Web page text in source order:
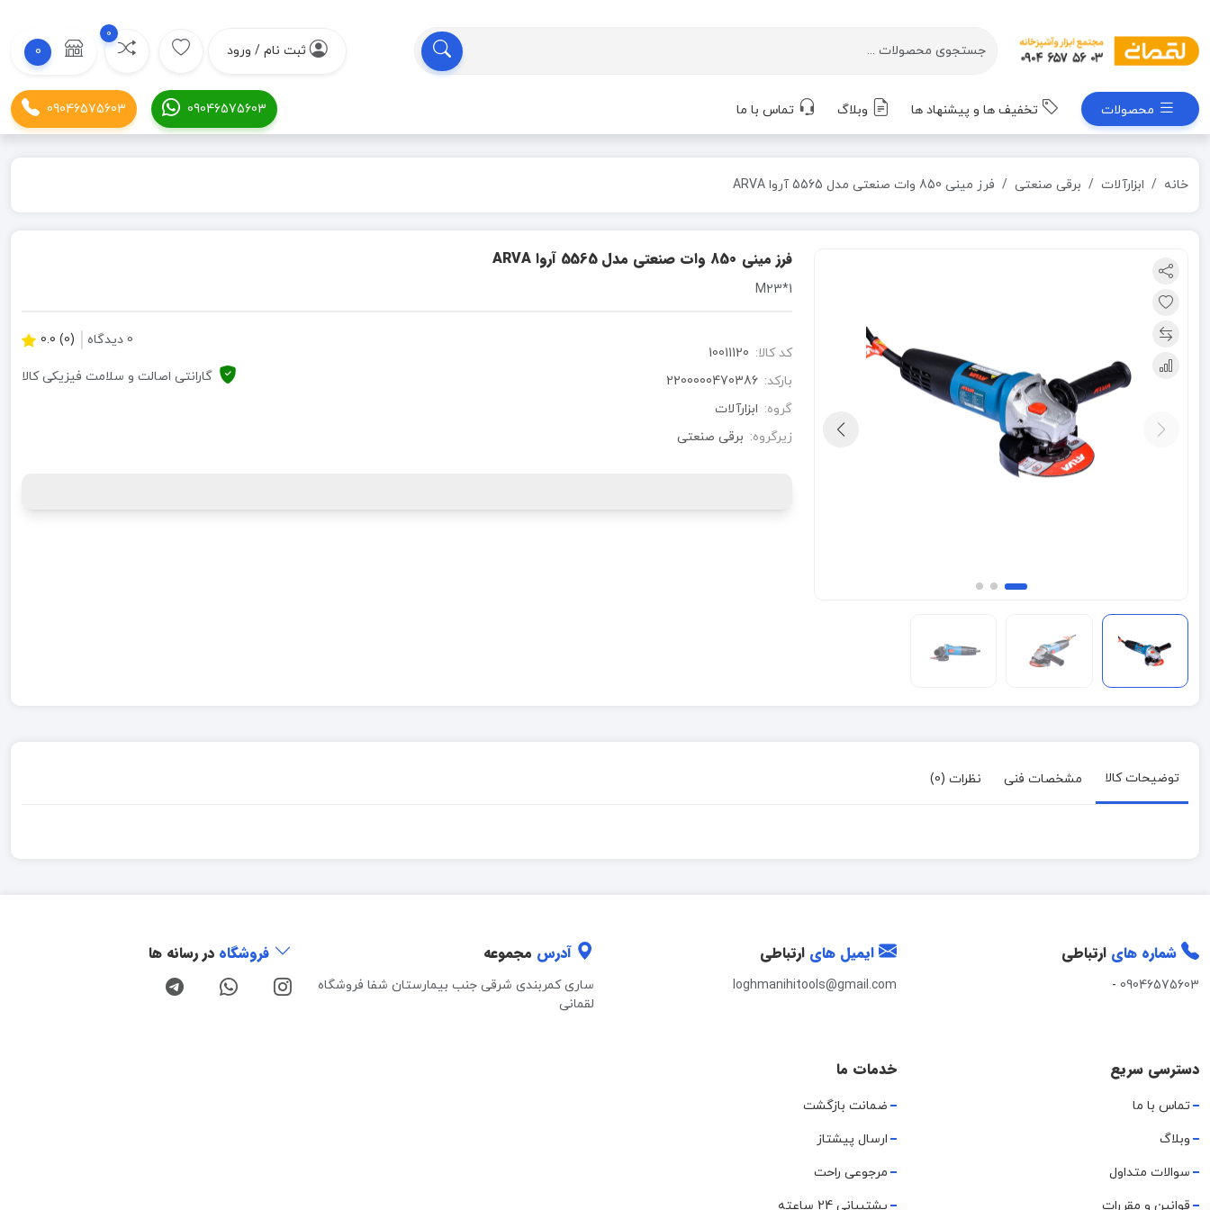
ثبت نام / ورود
0
0
محصولات تخفیف ها و پیشنهاد ها وبلاگ تماس با ما 09046575603
09046575603
خانه ابزارآلات برقی صنعتی فرز مینی 850 وات صنعتی مدل 5565 آروا ARVA
فرز مینی 850 وات صنعتی مدل 5565 آروا ARVA
1*M23
کد کالا: 10011120
بارکد: 2200000470386
گروه: ابزارآلات
زیرگروه: برقی صنعتی
0 دیدگاه (0) 0.0
گارانتی اصالت و سلامت فیزیکی کالا
توضیحات کالا مشخصات فنی نظرات (0)
شماره های ارتباطی
09046575603
-
ایمیل های ارتباطی
loghmanihitools@gmail.com
آدرس مجموعه
ساری کمربندی شرقی جنب بیمارستان شفا فروشگاه
لقمانی
فروشگاه در رسانه ها
دسترسی سریع
تماس با ما
وبلاگ
سوالات متداول
قوانین و مقررات
خدمات ما
ضمانت بازگشت
ارسال پیشتاز
مرجوعی راحت
پشتیبانی 24 ساعته